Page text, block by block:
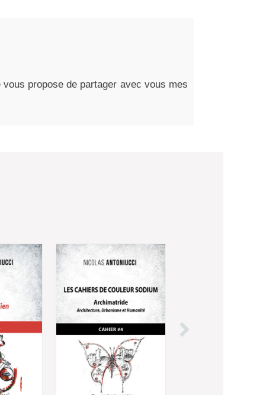
propose de partager avec vous mes